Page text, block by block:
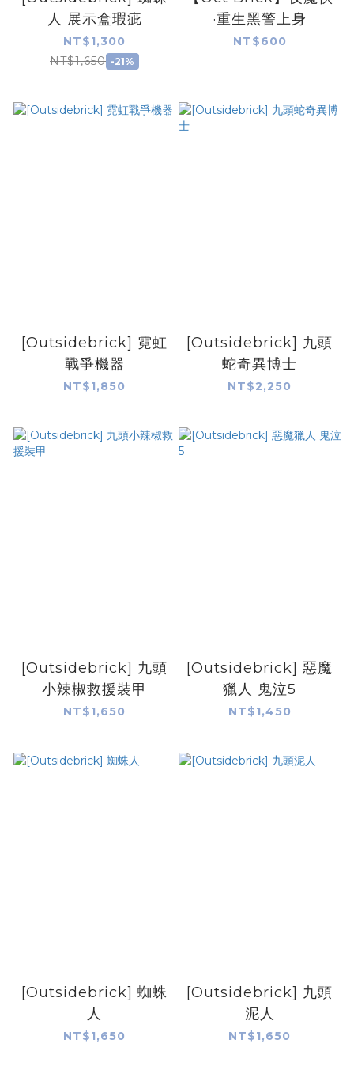
人 展示盒瑕疵
NT$1,300
NT$1,650 -21%
·重生黑警上身
NT$600
[Outsidebrick] 霓虹
戰爭機器
NT$1,850
[Outsidebrick] 九頭
蛇奇異博士
NT$2,250
[Outsidebrick] 九頭
小辣椒救援裝甲
NT$1,650
[Outsidebrick] 惡魔
獵人 鬼泣5
NT$1,450
[Outsidebrick] 蜘蛛
人
NT$1,650
[Outsidebrick] 九頭
泥人
NT$1,650